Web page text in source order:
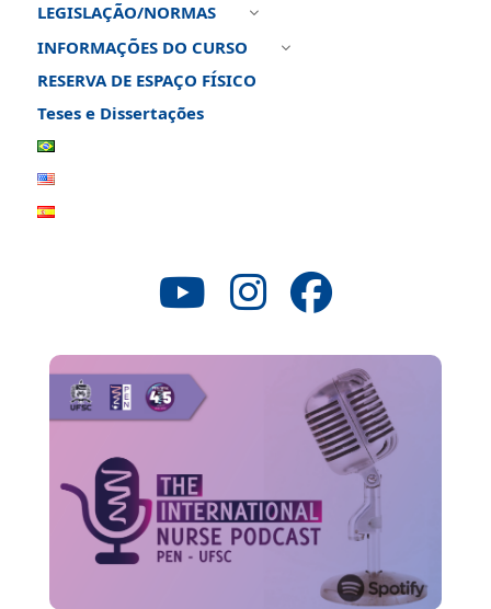
LEGISLAÇÃO/NORMAS 3
INFORMAÇÕES DO CURSO 3
RESERVA DE ESPAÇO FÍSICO
Teses e Dissertações